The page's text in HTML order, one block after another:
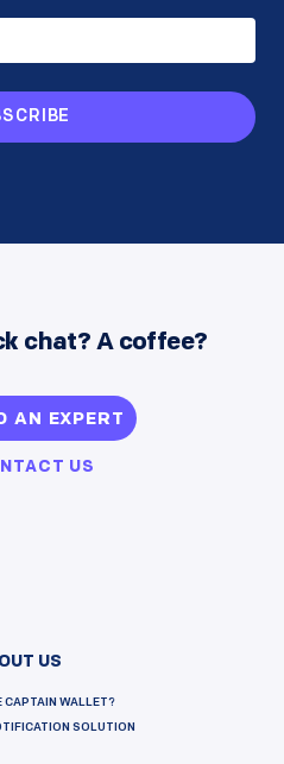
chat? A coffee?
AN EXPERT
US
US
CAPTAIN WALLET?
SOLUTION